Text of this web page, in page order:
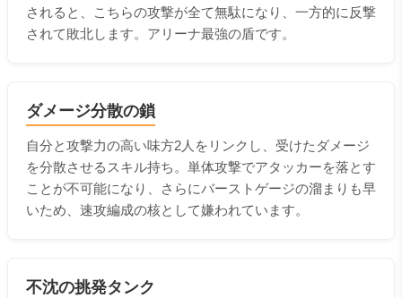
されると、こちらの攻撃が全て無駄になり、一方的に反撃
されて敗北します。アリーナ最強の盾です。
ダメージ分散の鎖
自分と攻撃力の高い味方2人をリンクし、受けたダメージ
を分散させるスキル持ち。単体攻撃でアタッカーを落とす
ことが不可能になり、さらにバーストゲージの溜まりも早
いため、速攻編成の核として嫌われています。
不沈の挑発タンク